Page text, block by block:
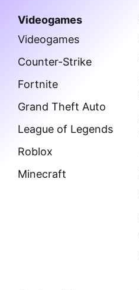
Videogames
Videogames
Counter-Strike
Fortnite
Grand Theft Auto
League of Legends
Roblox
Minecraft